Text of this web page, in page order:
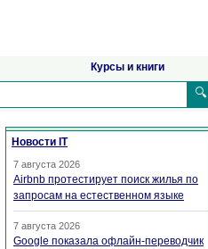
Курсы и книги
🔍
Новости IT
7 августа 2026
Airbnb протестирует поиск жилья по
запросам на естественном языке
7 августа 2026
Google показала офлайн-переводчик